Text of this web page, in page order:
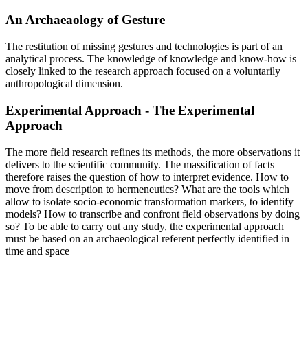
An Archaeaology of Gesture
The restitution of missing gestures and technologies is part of an
analytical process. The knowledge of knowledge and know-how is
closely linked to the research approach focused on a voluntarily
anthropological dimension.
Experimental Approach - The Experimental
Approach
The more field research refines its methods, the more observations it
delivers to the scientific community. The massification of facts
therefore raises the question of how to interpret evidence. How to
move from description to hermeneutics? What are the tools which
allow to isolate socio-economic transformation markers, to identify
models? How to transcribe and confront field observations by doing
so? To be able to carry out any study, the experimental approach
must be based on an archaeological referent perfectly identified in
time and space